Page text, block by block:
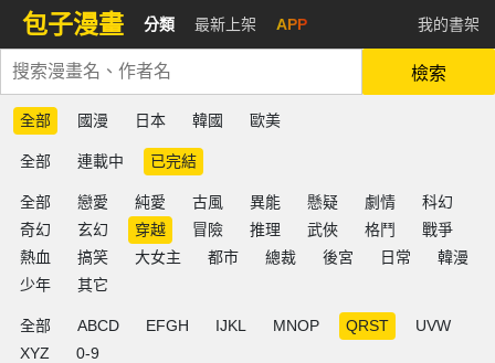
包子漫畫 分類 最新上架 APP 我的書架
檢索
全部 國漫 日本 韓國 歐美
全部 連載中 已完結
全部 戀愛 純愛 古風 異能 懸疑 劇情
科幻
奇幻
玄幻 穿越 冒險 推理 武俠 格鬥
戰爭
熱血
搞笑 大女主 都市 總裁 後宮 日常
韓漫
少年
其它
全部 ABCD EFGH IJKL MNOP QRST
UVW
XYZ
0-9